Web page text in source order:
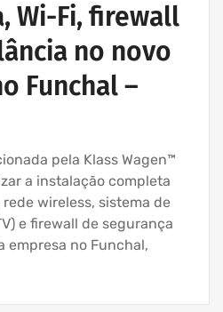
Wi-Fi, firewall
no novo
Funchal –
pela Klass Wagen™
a instalação completa
wireless, sistema de
e firewall de segurança
empresa no Funchal,